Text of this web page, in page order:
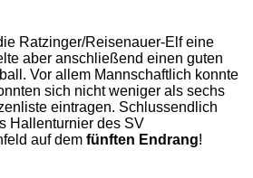
Ratzinger/Reisenauer-Elf eine
aber anschließend einen guten
Vor allem Mannschaftlich konnte
sich nicht weniger als sechs
eintragen. Schlussendlich
Hallenturnier des SV
auf dem fünften Endrang!